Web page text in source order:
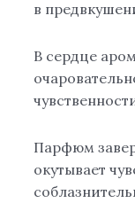
в
В сердце
Парфюм
окутывает